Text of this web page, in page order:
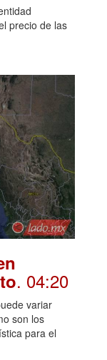
precio de las
. 04:20
variar
son los
para el